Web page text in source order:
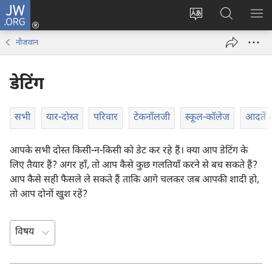
JW.ORG
वेबसाइट
लॉग-
इन
JW.ORG
पर
खोजें
मैन्यू
नौजवान
डेटिंग
सभी यार-दोस्त परिवार टेकनॉलजी स्कूल-कॉलेज आदतें
आपके सभी दोस्त किसी-न-किसी को डेट कर रहे हैं। क्या आप डेटिंग के
लिए तैयार हैं? अगर हाँ, तो आप कैसे कुछ गलतियाँ करने से बच सकते हैं?
आप कैसे सही फैसले ले सकते हैं ताकि आगे चलकर जब आपकी शादी हो,
तो आप दोनों खुश रहें?